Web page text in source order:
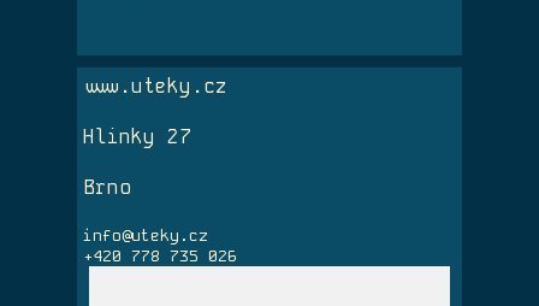
www.uteky.cz
Hlinky 27
Brno
info@uteky.cz
+420 778 735 026